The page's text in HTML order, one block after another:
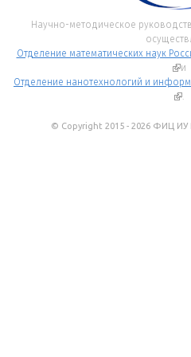
Научно-методическое
Отделение математических наук
и
Отделение нанотехнологий и
.
© Copyright 2015 - 2026 ФИЦ ИУ